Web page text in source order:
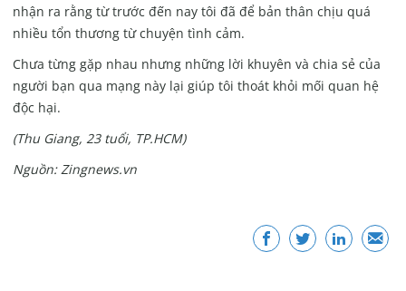
nhận ra rằng từ trước đến nay tôi đã để bản thân chịu quá
nhiều tổn thương từ chuyện tình cảm.
Chưa từng gặp nhau nhưng những lời khuyên và chia sẻ của
người bạn qua mạng này lại giúp tôi thoát khỏi mối quan hệ
độc hại.
(Thu Giang, 23 tuổi, TP.HCM)
Nguồn: Zingnews.vn